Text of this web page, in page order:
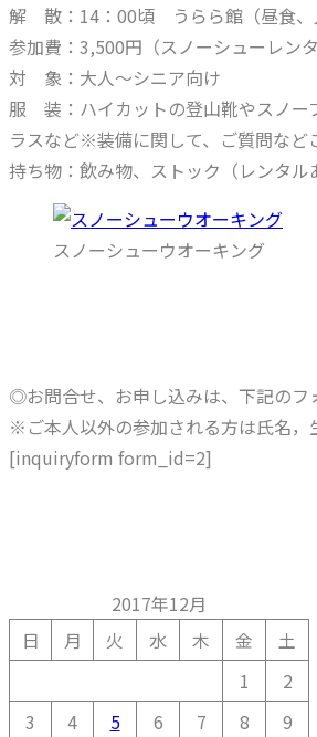
解 散：14：00頃 うらら館（昼食、
参加費：3,500円（スノーシューレン
対 象：大人～シニア向け
服 装：ハイカットの登山靴やスノー
ラスなど※装備に関して、ご質問など
持ち物：飲み物、ストック（レンタ
スノーシューウオーキング
◎お問合せ、お申し込みは、下記のフ
※ご本人以外の参加される方は氏名，
[inquiryform form_id=2]
2017年12月
日
月 火 水 木 金
土
1
2
3
4 5 6 7 8
9